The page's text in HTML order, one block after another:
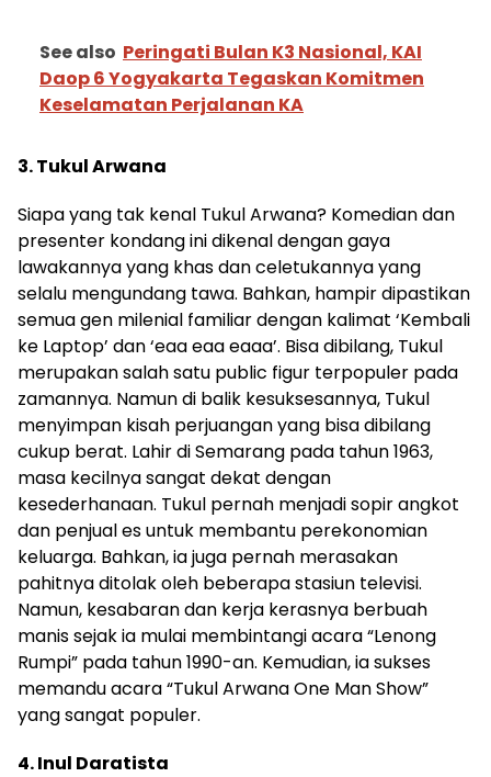
See also Peringati Bulan K3 Nasional, KAI
Daop 6 Yogyakarta Tegaskan Komitmen
Keselamatan Perjalanan KA
3. Tukul Arwana
Siapa yang tak kenal Tukul Arwana? Komedian dan
presenter kondang ini dikenal dengan gaya
lawakannya yang khas dan celetukannya yang
selalu mengundang tawa. Bahkan, hampir dipastikan
semua gen milenial familiar dengan kalimat ‘Kembali
ke Laptop’ dan ‘eaa eaa eaaa’. Bisa dibilang, Tukul
merupakan salah satu public figur terpopuler pada
zamannya. Namun di balik kesuksesannya, Tukul
menyimpan kisah perjuangan yang bisa dibilang
cukup berat. Lahir di Semarang pada tahun 1963,
masa kecilnya sangat dekat dengan
kesederhanaan. Tukul pernah menjadi sopir angkot
dan penjual es untuk membantu perekonomian
keluarga. Bahkan, ia juga pernah merasakan
pahitnya ditolak oleh beberapa stasiun televisi.
Namun, kesabaran dan kerja kerasnya berbuah
manis sejak ia mulai membintangi acara “Lenong
Rumpi” pada tahun 1990-an. Kemudian, ia sukses
memandu acara “Tukul Arwana One Man Show”
yang sangat populer.
4. Inul Daratista